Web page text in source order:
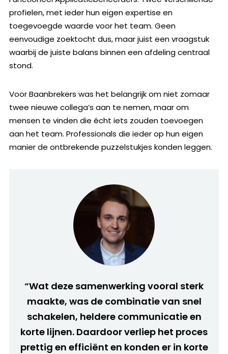
profielen, met ieder hun eigen expertise en
toegevoegde waarde voor het team. Geen
eenvoudige zoektocht dus, maar juist een vraagstuk
waarbij de juiste balans binnen een afdeling centraal
stond.
Voor Baanbrekers was het belangrijk om niet zomaar
twee nieuwe collega’s aan te nemen, maar om
mensen te vinden die écht iets zouden toevoegen
aan het team. Professionals die ieder op hun eigen
manier de ontbrekende puzzelstukjes konden leggen.
“Wat deze samenwerking vooral sterk
maakte, was de combinatie van snel
schakelen, heldere communicatie en
korte lijnen. Daardoor verliep het proces
prettig en efficiënt en konden er in korte